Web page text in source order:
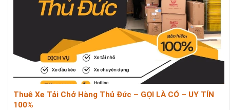
Thuê Xe Tải Chở Hàng Thủ Đức – GỌI LÀ CÓ – UY TÍN
100%